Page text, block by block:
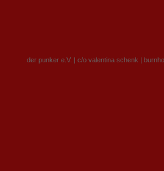
der punker e.V. | c/o valentina schenk |